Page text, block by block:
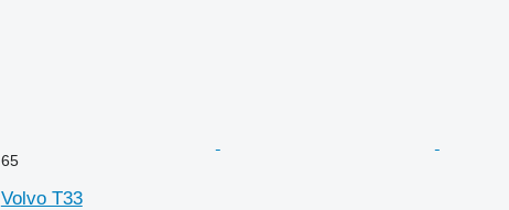
65
Volvo T33